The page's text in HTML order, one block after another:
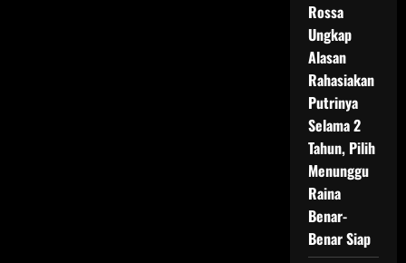
Rossa
Ungkap
Alasan
Rahasiakan
Putrinya
Selama 2
Tahun, Pilih
Menunggu
Raina
Benar-
Benar Siap